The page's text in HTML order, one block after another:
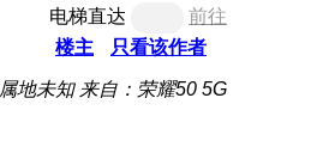
电梯直达
前往
楼主
只看该作者
属地未知 来自：荣耀50 5G